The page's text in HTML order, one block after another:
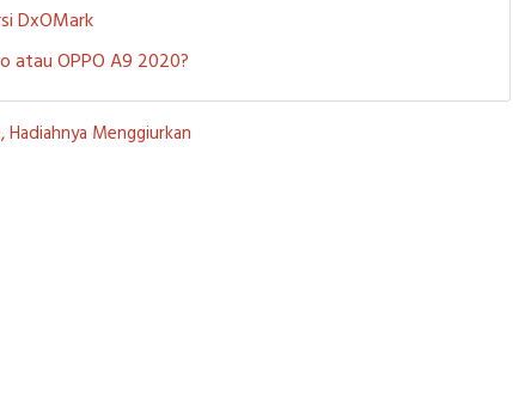
DxOMark
atau OPPO A9 2020?
Menggiurkan